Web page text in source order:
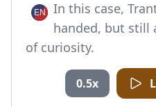
In this case,
handed, but still
of curiosity.
0.5x